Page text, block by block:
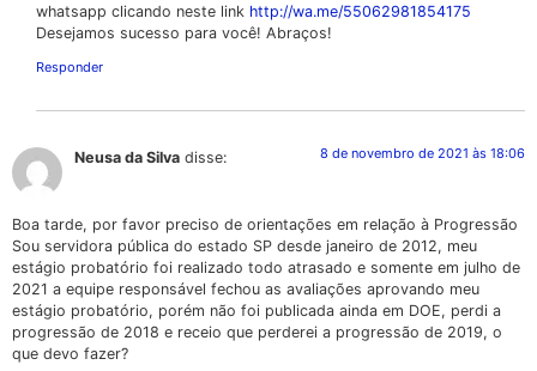
whatsapp clicando neste link http://wa.me/55062981854175
Desejamos sucesso para você! Abraços!
Responder
Neusa da Silva disse: 8 de novembro de 2021 às 18:06
Boa tarde, por favor preciso de orientações em relação à Progressão
Sou servidora pública do estado SP desde janeiro de 2012, meu
estágio probatório foi realizado todo atrasado e somente em julho de
2021 a equipe responsável fechou as avaliações aprovando meu
estágio probatório, porém não foi publicada ainda em DOE, perdi a
progressão de 2018 e receio que perderei a progressão de 2019, o
que devo fazer?